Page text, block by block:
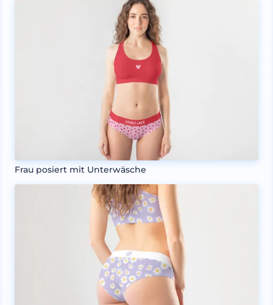
Frau posiert mit Unterwäsche